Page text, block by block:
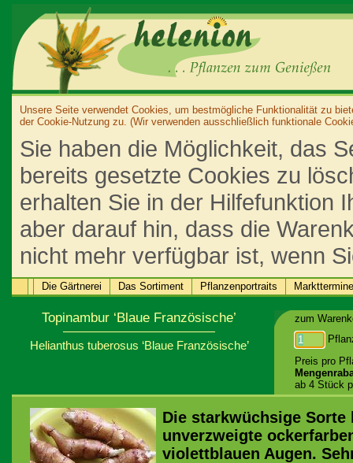
Unsere Seite verwendet Cookies, um bestmögliche Funktionalität zu
der Cookie-Nutzung zu. (Wir verwenden ausschließlich funktionale
Sie haben die Möglichkeit, das
bereits gesetzte Cookies zu
erhalten Sie in der Hilfefunktion
aber darauf hin, dass die
nicht mehr verfügbar ist, wenn
Die Gärtnerei Das Sortiment Pflanzenportraits Markttermine
Topinambur ‘Blaue Französische’
Helianthus tuberosus ‘Blaue Französische’
zum
Preis pro
ab 4 Stück
Die starkwüchsige
unverzweigte
violettblauen Augen.